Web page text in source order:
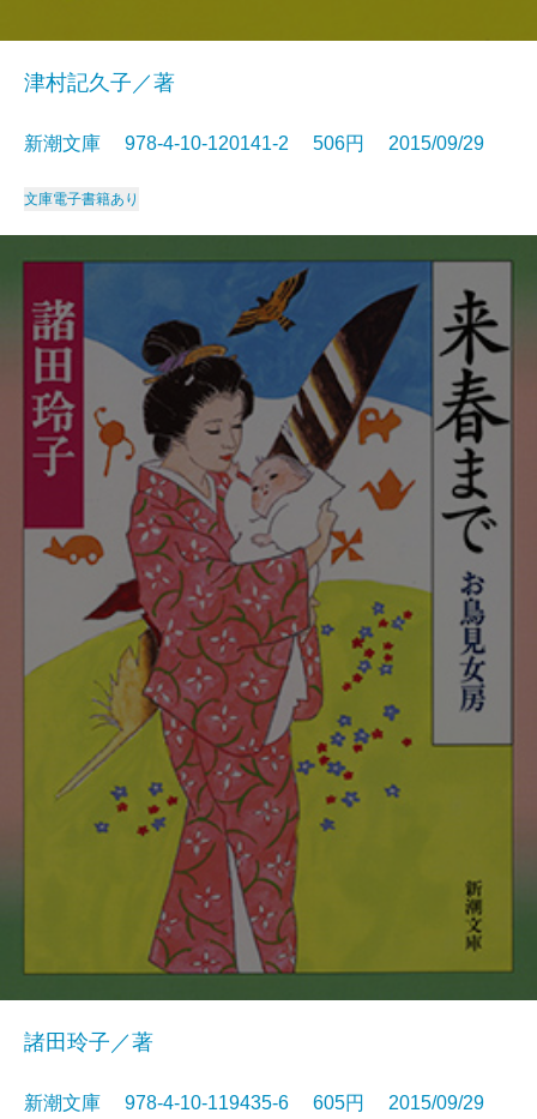
津村記久子／著
新潮文庫 978-4-10-120141-2 506円 2015/09/29
文庫電子書籍あり
諸田玲子／著
新潮文庫 978-4-10-119435-6 605円 2015/09/29